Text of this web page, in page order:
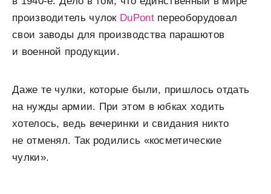
производитель чулок DuPontпереоборудовал
свои заводы для производства парашютов
и военной продукции.
Даже те чулки, которые были, пришлось отдать
на нужды армии. При этом в юбках ходить
хотелось, ведь вечеринки и свидания никто
не отменял. Так родились «косметические
чулки».